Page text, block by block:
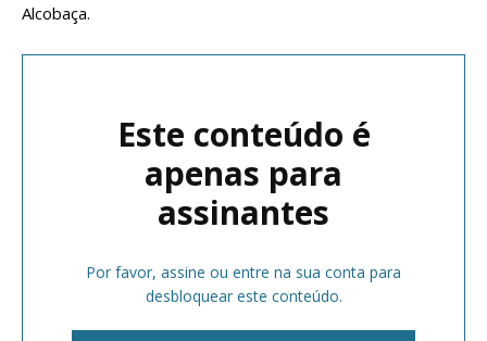
Alcobaça.
Este conteúdo é
apenas para
assinantes
Por favor, assine ou entre na sua conta para
desbloquear este conteúdo.